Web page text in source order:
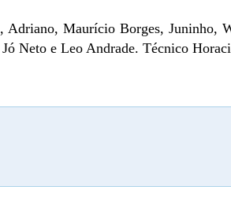
Adriano, Maurício Borges, Juninho,
Neto e Leo Andrade. Técnico